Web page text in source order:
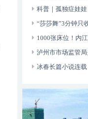
科普｜孤独症娃
少？
“莎莎舞”3分钟只
有，还可以······
1000张床位！内
位于——
泸州市市场监管
动自行车智能阻止
冰春长篇小说连